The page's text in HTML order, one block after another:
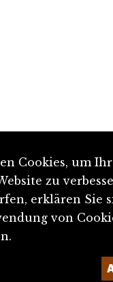
Cookies, um
zu
erklären Sie
von